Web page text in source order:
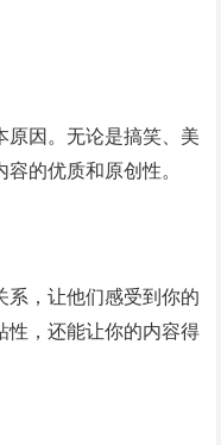
原因。无论是搞笑、美
的优质和原创性。
系，让他们感受到你的
性，还能让你的内容得